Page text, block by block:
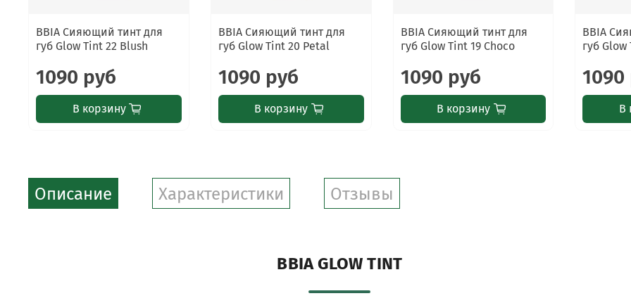
BBIA Сияющий тинт для
губ Glow Tint 22 Blush
1090 руб
В корзину
BBIA Сияющий тинт для
губ Glow Tint 20 Petal
1090 руб
В корзину
BBIA Сияющий тинт для
губ Glow Tint 19 Choco
1090 руб
В корзину
BBIA
губ
1090
В
Описание Характеристики Отзывы
BBIA GLOW TINT